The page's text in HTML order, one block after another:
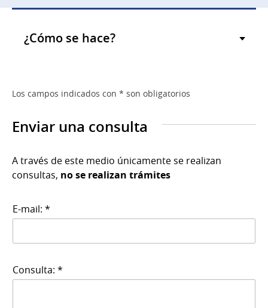
¿Cómo se hace?
Los campos indicados con * son obligatorios
Enviar una consulta
A través de este medio únicamente se realizan
consultas, no se realizan trámites
E-mail: *
Consulta: *